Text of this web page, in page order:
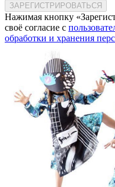
ЗАРЕГИСТРИРОВАТЬСЯ
Нажимая кнопку
своё согласие с
обработки и хранения